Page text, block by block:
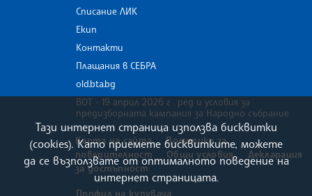
Списание ЛИК
Екип
Контакти
Плащания в СЕБРА
old.bta.bg
ВОТ - 19 април 2026 г . ред и условия за
предизборната кампания за Народно събрание
Карта на сайта
Политика за
поверителност
Общи условия
Декларация
за достъпност
Профил на купувача
Тази интернет страница използва бисквитки
(cookies). Като приемете бисквитките, можете
да се възползвате от оптималното поведение на
интернет страницата.